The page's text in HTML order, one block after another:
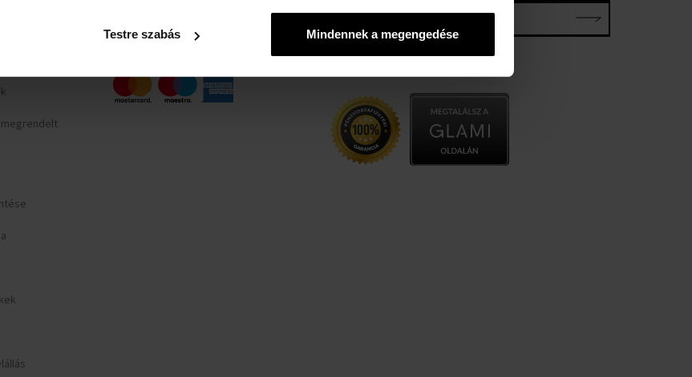
Testre szabás Mindennek a megengedése
megrendelt